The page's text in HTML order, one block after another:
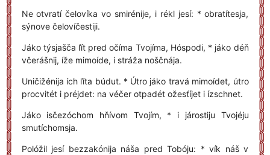
Ne otvratí čelovíka vo smirénije, i rékl jesí: * obratítesja,
sýnove čelovíčestiji.
Jáko týsjašča ľít pred očíma Tvojíma, Hóspodi, * jáko déň
včerášnij, íže mimoíde, i stráža noščnája.
Uničižénija ích ľíta búdut. * Útro jáko travá mimoídet, útro
procvitét i préjdet: na véčer otpadét ožesťíjet i ízschnet.
Jáko isčezóchom hňívom Tvojím, * i járostiju Tvojéju
smutíchomsja.
Polóžil jesí bezzakónija náša pred Tobóju: * vík náš v